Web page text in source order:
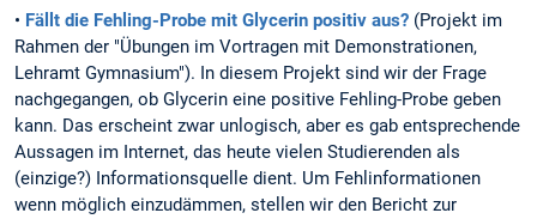
• Fällt die Fehling-Probe mit Glycerin positiv aus? (Projekt im
Rahmen der "Übungen im Vortragen mit Demonstrationen,
Lehramt Gymnasium"). In diesem Projekt sind wir der Frage
nachgegangen, ob Glycerin eine positive Fehling-Probe geben
kann. Das erscheint zwar unlogisch, aber es gab entsprechende
Aussagen im Internet, das heute vielen Studierenden als
(einzige?) Informationsquelle dient. Um Fehlinformationen
wenn möglich einzudämmen, stellen wir den Bericht zur